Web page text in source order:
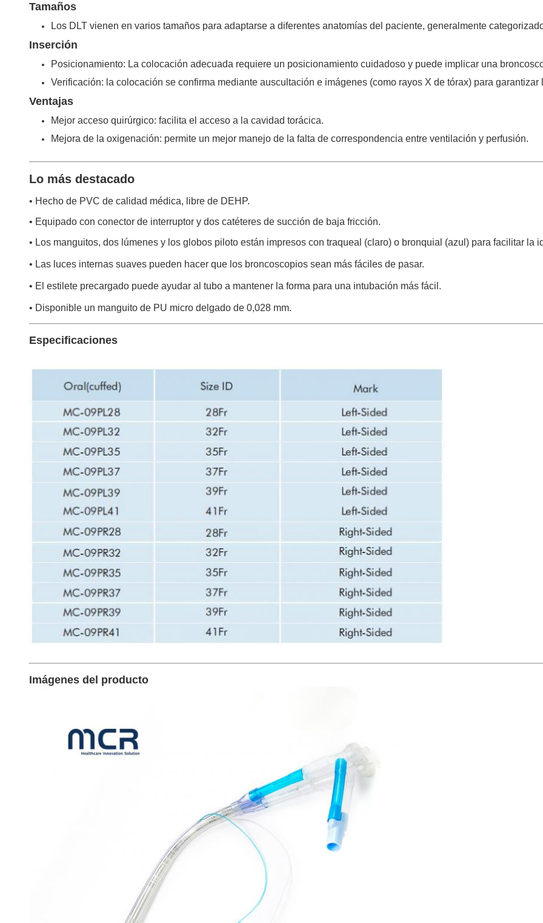
Tamaños
Los DLT vienen en varios tamaños para adaptarse a diferentes anatomías del paciente, generalmente
Inserción
Posicionamiento: La colocación adecuada requiere un posicionamiento cuidadoso y puede implicar una
Verificación: la colocación se confirma mediante auscultación e imágenes (como rayos X de tórax) para
Ventajas
Mejor acceso quirúrgico: facilita el acceso a la cavidad torácica.
Mejora de la oxigenación: permite un mejor manejo de la falta de correspondencia entre ventilación y perfusión.
Lo más destacado
• Hecho de PVC de calidad médica, libre de DEHP.
• Equipado con conector de interruptor y dos catéteres de succión de baja fricción.
• Los manguitos, dos lúmenes y los globos piloto están impresos con traqueal (claro) o bronquial (azul) para facilitar la
• Las luces internas suaves pueden hacer que los broncoscopios sean más fáciles de pasar.
• El estilete precargado puede ayudar al tubo a mantener la forma para una intubación más fácil.
• Disponible un manguito de PU micro delgado de 0,028 mm.
Especificaciones
Imágenes del producto